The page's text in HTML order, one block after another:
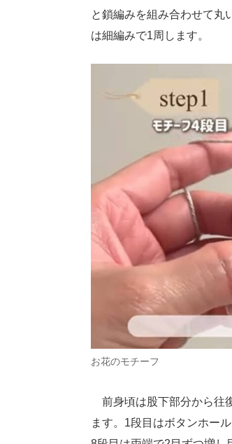
と鎖編みを組み合わせて丸
は細編みで1周します。
お花のモチーフ
前身頃は股下部分から往
ます。1段目はボタンホー